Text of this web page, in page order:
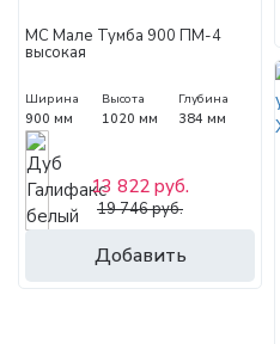
МС Мале Тумба 900 ПМ-4
высокая
Ширина
900 мм
Высота
1020 мм
Глубина
384 мм
Добавить
13 822 руб.
19 746 руб.